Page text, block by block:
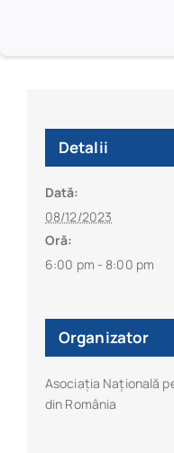
Detalii
Dată:
08/12/2023
Oră:
6:00 pm - 8:00 pm
Organizator
Asociația Națională
din România